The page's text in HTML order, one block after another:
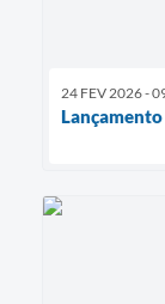
24 FEV 2026 -